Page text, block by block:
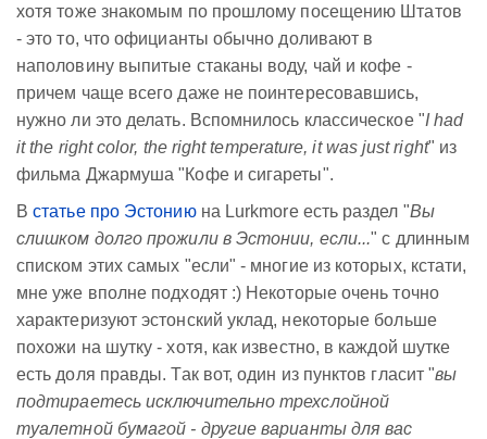
хотя тоже знакомым по прошлому посещению Штатов
- это то, что официанты обычно доливают в
наполовину выпитые стаканы воду, чай и кофе -
причем чаще всего даже не поинтересовавшись,
нужно ли это делать. Вспомнилось классическое "I had
it the right color, the right temperature, it was just right" из
фильма Джармуша "Кофе и сигареты".
Встатье про Эстониюна Lurkmore есть раздел "Вы
слишком долго прожили в Эстонии, если..." с длинным
списком этих самых "если" - многие из которых, кстати,
мне уже вполне подходят :) Некоторые очень точно
характеризуют эстонский уклад, некоторые больше
похожи на шутку - хотя, как известно, в каждой шутке
есть доля правды. Так вот, один из пунктов гласит "вы
подтираетесь исключительно трехслойной
туалетной бумагой - другие варианты для вас